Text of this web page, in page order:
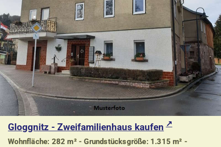
Gloggnitz - Zweifamilienhaus kaufen
Wohnfläche: 282 m² - Grundstücksgröße: 1.315 m² -